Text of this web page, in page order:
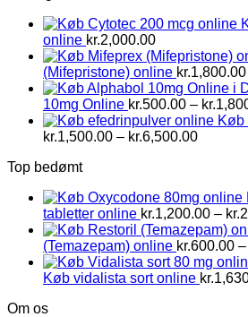
online kr.2,000.00
(Mifepristone) online kr.1,800.00
10mg Online kr.500.00 – kr.
Køb
kr.1,500.00 – kr.6,500.00
Top bedømt
tabletter online kr.1,200.00 – kr.
(Temazepam) online kr.600.00 –
Køb vidalista sort online kr.
Om os